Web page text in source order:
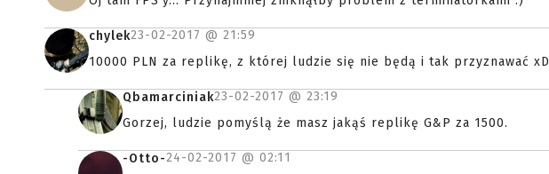
chylek23-02-2017 @ 21:59
10000 PLN za replikę, z której ludzie się nie będą i tak przyznawać xD
Qbamarciniak23-02-2017 @ 23:19
Gorzej, ludzie pomyślą że masz jakąś replikę G&P za 1500.
-Otto-24-02-2017 @ 02:11